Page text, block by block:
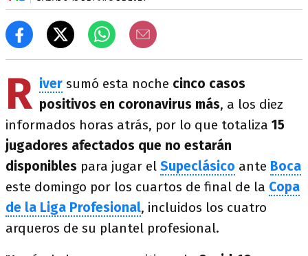
R iver sumó esta noche cinco casos
positivos en coronavirus más, a los diez
informados horas atrás, por lo que totaliza 15
jugadores afectados que no estarán
disponibles para jugar el Supeclásico ante Boca
este domingo por los cuartos de final de la Copa
de la Liga Profesional, incluidos los cuatro
arqueros de su plantel profesional.